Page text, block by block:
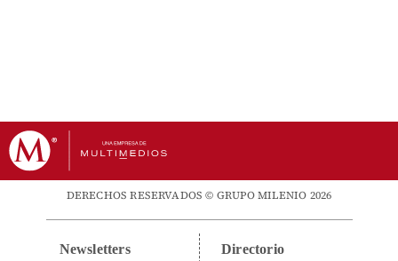
DERECHOS RESERVADOS © GRUPO MILENIO 2026
Newsletters Directorio